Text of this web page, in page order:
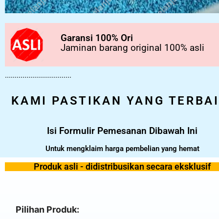
Garansi 100% Ori
Jaminan barang original 100% asli
..................................
KAMI PASTIKAN YANG
Isi Formulir Pemesanan Dibawah Ini
Untuk mengklaim harga pembelian yang hemat
Produk asli - didistribusikan secara eksklusif
Pilihan Produk: